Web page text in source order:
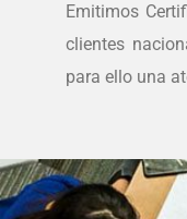
Emitimos
clientes
para ello una